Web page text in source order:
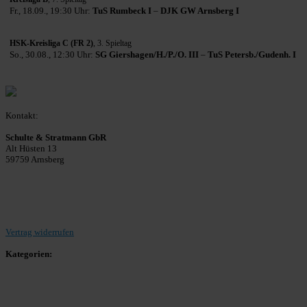
Fr., 18.09., 19:30 Uhr: TuS Rumbeck I – DJK GW Arnsberg I
HSK-Kreisliga C (FR 2), 3. Spieltag
So., 30.08., 12:30 Uhr: SG Giershagen/H./P./O. III – TuS Petersb./Gudenh. I
Kontakt:
Schulte & Stratmann GbR
Alt Hüsten 13
59759 Arnsberg
Vertrag widerrufen
Kategorien: